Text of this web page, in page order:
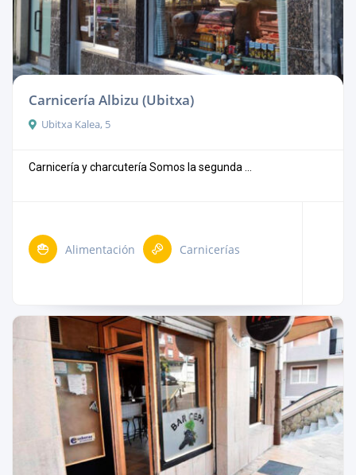
Carnicería Albizu (Ubitxa)
Ubitxa Kalea, 5
Carnicería y charcutería Somos la segunda ...
Alimentación Carnicerías